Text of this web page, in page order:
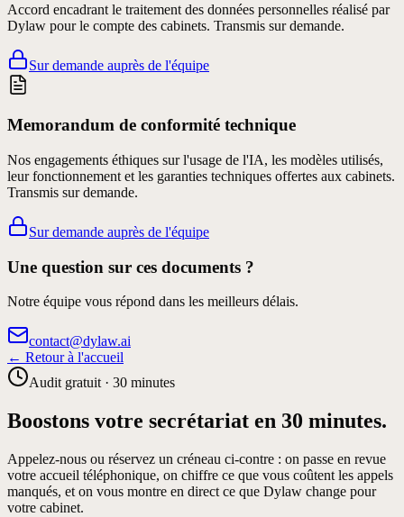
Accord encadrant le traitement des données personnelles réalisé par
Dylaw pour le compte des cabinets. Transmis sur demande.
Sur demande auprès de l'équipe
Memorandum de conformité technique
Nos engagements éthiques sur l'usage de l'IA, les modèles utilisés,
leur fonctionnement et les garanties techniques offertes aux cabinets.
Transmis sur demande.
Sur demande auprès de l'équipe
Une question sur ces documents ?
Notre équipe vous répond dans les meilleurs délais.
contact@dylaw.ai
← Retour à l'accueil
Audit gratuit · 30 minutes
Boostons votre secrétariat en 30 minutes.
Appelez-nous ou réservez un créneau ci-contre : on passe en revue
votre accueil téléphonique, on chiffre ce que vous coûtent les appels
manqués, et on vous montre en direct ce que Dylaw change pour
votre cabinet.